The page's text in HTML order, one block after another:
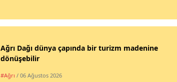
Ağrı Dağı dünya çapında bir turizm madenine
dönüşebilir
#Ağrı / 06 Ağustos 2026